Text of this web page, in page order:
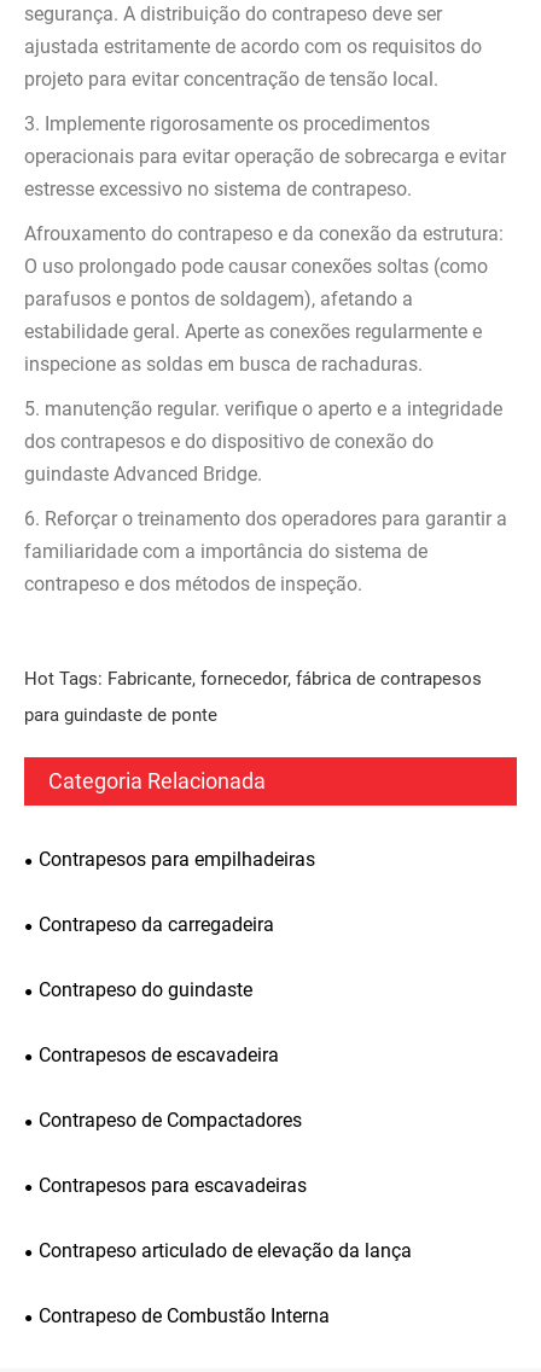
segurança. A distribuição do contrapeso deve ser
ajustada estritamente de acordo com os requisitos do
projeto para evitar concentração de tensão local.
3. Implemente rigorosamente os procedimentos
operacionais para evitar operação de sobrecarga e evitar
estresse excessivo no sistema de contrapeso.
Afrouxamento do contrapeso e da conexão da estrutura:
O uso prolongado pode causar conexões soltas (como
parafusos e pontos de soldagem), afetando a
estabilidade geral. Aperte as conexões regularmente e
inspecione as soldas em busca de rachaduras.
5. manutenção regular. verifique o aperto e a integridade
dos contrapesos e do dispositivo de conexão do
guindaste Advanced Bridge.
6. Reforçar o treinamento dos operadores para garantir a
familiaridade com a importância do sistema de
contrapeso e dos métodos de inspeção.
Hot Tags: Fabricante, fornecedor, fábrica de contrapesos
para guindaste de ponte
Categoria Relacionada
Contrapesos para empilhadeiras
Contrapeso da carregadeira
Contrapeso do guindaste
Contrapesos de escavadeira
Contrapeso de Compactadores
Contrapesos para escavadeiras
Contrapeso articulado de elevação da lança
Contrapeso de Combustão Interna